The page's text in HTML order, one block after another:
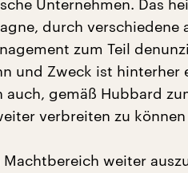
Unternehmen. Das
durch verschiedene
zum Teil
und Zweck ist
auch, gemäß Hubbard
verbreiten zu können
weiter